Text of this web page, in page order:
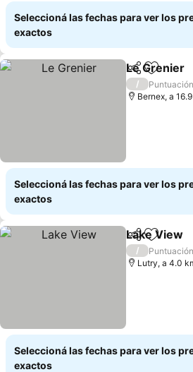
Seleccioná las fechas para ver los
exactos
Compartir
Añadir
Le Grenier
/
Bernex, a
Seleccioná las fechas para ver los
exactos
Compartir
Añadir
Lake View
/
Lutry, a 4.0
Seleccioná las fechas para ver los
exactos